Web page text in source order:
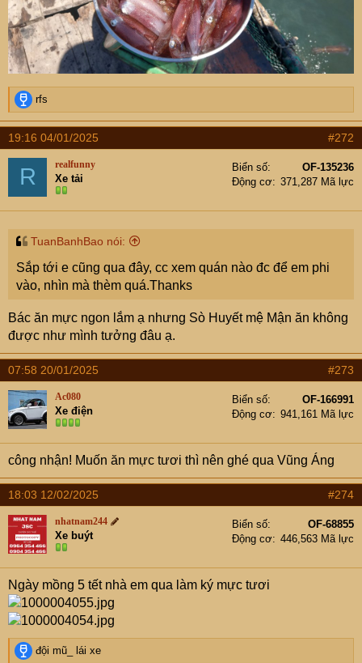
R
e
a
c
t
o
n
s
rfs
19:16 04/01/2025 #272
R realfunny
Xe tải
Biển số
OF-135236
Động cơ
371,287 Mã lực
TuanBanhBao nói:
Sắp tới e cũng qua đây, cc xem quán nào đc để em phi
vào, nhìn mà thèm quá.Thanks
Bác ăn mực ngon lắm ạ nhưng Sò Huyết mệ Mận ăn không
được như mình tưởng đâu ạ.
07:58 20/01/2025 #273
Ac080
Xe điện
Biển số
OF-166991
Động cơ
941,161 Mã lực
công nhận! Muốn ăn mực tươi thì nên ghé qua Vũng Áng
18:03 12/02/2025 #274
nhatnam244
Xe buýt
Biển số
OF-68855
Động cơ
446,563 Mã lực
Ngày mồng 5 tết nhà em qua làm ký mực tươi
R
đội mũ_ lái xe